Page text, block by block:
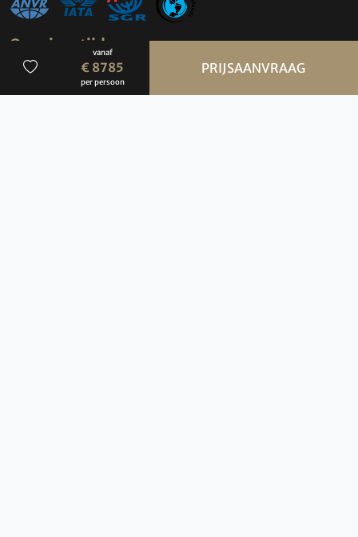
vanaf
€ 8785
per persoon
PRIJSAANVRAAG
Openingstijden
BBI Travel
maandag t/m vrijdag